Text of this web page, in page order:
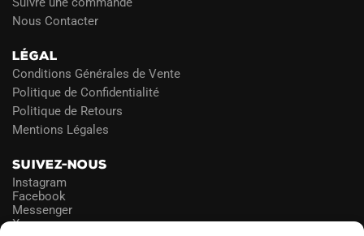
Nous Contacter
LÉGAL
Conditions Générales de Vente
Politique de Confidentialité
Politique de Retours
Mentions Légales
SUIVEZ-NOUS
Instagram
Facebook
Messenger
X